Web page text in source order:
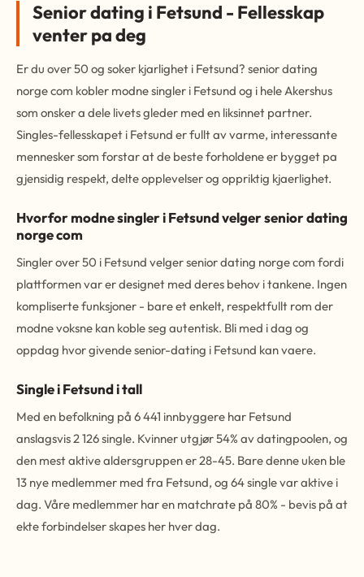
Senior dating i Fetsund - Fellesskap
venter pa deg
Er du over 50 og soker kjarlighet i Fetsund? senior dating
norge com kobler modne singler i Fetsund og i hele Akershus
som onsker a dele livets gleder med en liksinnet partner.
Singles-fellesskapet i Fetsund er fullt av varme, interessante
mennesker som forstar at de beste forholdene er bygget pa
gjensidig respekt, delte opplevelser og oppriktig kjaerlighet.
Hvorfor modne singler i Fetsund velger senior dating
norge com
Singler over 50 i Fetsund velger senior dating norge com fordi
plattformen var er designet med deres behov i tankene. Ingen
kompliserte funksjoner - bare et enkelt, respektfullt rom der
modne voksne kan koble seg autentisk. Bli med i dag og
oppdag hvor givende senior-dating i Fetsund kan vaere.
Single i Fetsund i tall
Med en befolkning på 6 441 innbyggere har Fetsund
anslagsvis 2 126 single. Kvinner utgjør 54% av datingpoolen, og
den mest aktive aldersgruppen er 28-45. Bare denne uken ble
13 nye medlemmer med fra Fetsund, og 64 single var aktive i
dag. Våre medlemmer har en matchrate på 80% - bevis på at
ekte forbindelser skapes her hver dag.